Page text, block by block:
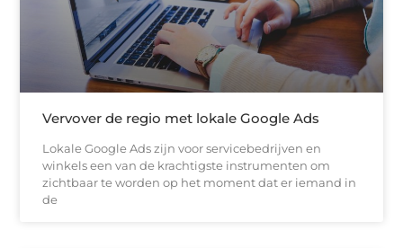
Vervover de regio met lokale Google Ads
Lokale Google Ads zijn voor servicebedrijven en
winkels een van de krachtigste instrumenten om
zichtbaar te worden op het moment dat er iemand in
de